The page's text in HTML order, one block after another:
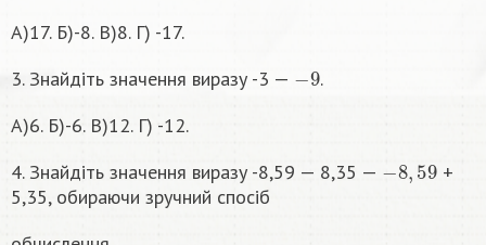
А)17. Б)-8. В)8. Г) -17.
3. Знайдіть значення виразу -3 —
9 .
А)6. Б)-6. В)12. Г) -12.
4. Знайдіть значення виразу -8,59 — 8,35 —
8, 59 +
5,35, обираючи зручний спосіб